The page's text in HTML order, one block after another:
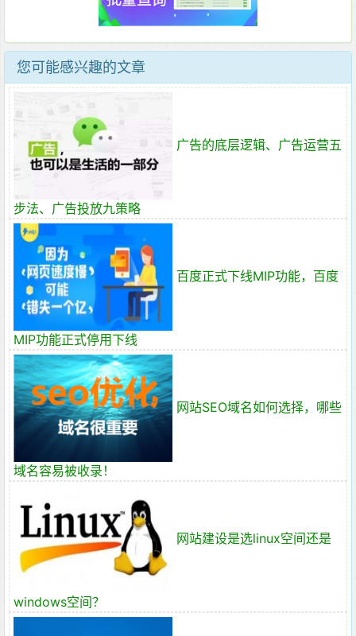
您可能感兴趣的文章
广告的底层逻辑、广告运营五
步法、广告投放九策略
百度正式下线MIP功能，百度
MIP功能正式停用下线
网站SEO域名如何选择，哪些
域名容易被收录！
网站建设是选linux空间还是
windows空间？